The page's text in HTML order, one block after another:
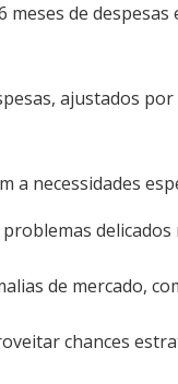
meses de
ajustados
a necessidades
delicados
de mercado,
chances